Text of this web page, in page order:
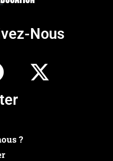
Nous
?